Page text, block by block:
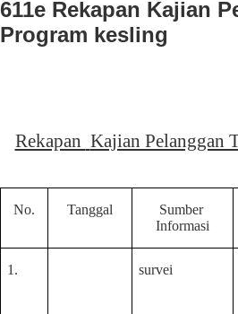
611e Rekapan Kajian
Program kesling
Rekapan Kajian Pelanggan
No. Tanggal
Sumber
Informasi
1. survei